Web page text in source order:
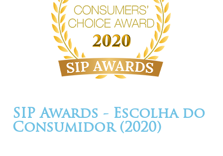
SIP Awards - Escolha do
Consumidor (2020)